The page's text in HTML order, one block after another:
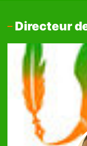
Directeur